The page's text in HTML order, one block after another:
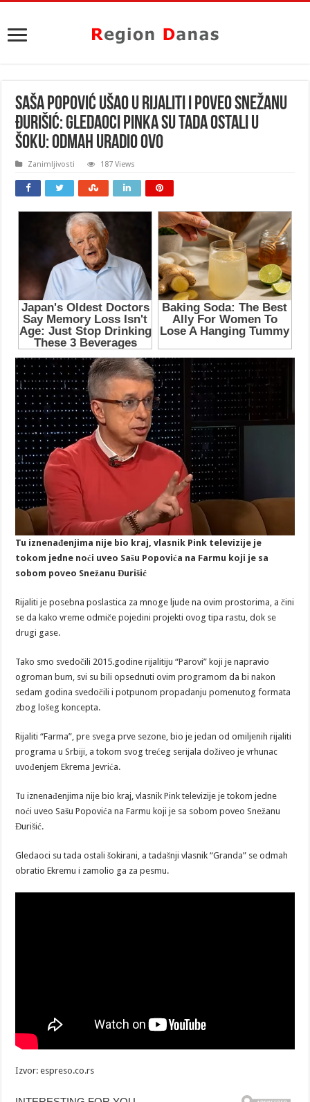
SAŠA POPOVIĆ UŠAO U RIJALITI I POVEO SNEŽANU
ĐURIŠIĆ: Gledaoci PINKA su tada OSTALI U
ŠOKU: Odmah uradio OVO
Zanimljivosti 187 Views
Tu iznenađenjima nije bio kraj, vlasnik Pink televizije je
tokom jedne noći uveo Sašu Popovića na Farmu koji je sa
sobom poveo Snežanu Đurišić
Rijaliti je posebna poslastica za mnoge ljude na ovim prostorima, a čini
se da kako vreme odmiče pojedini projekti ovog tipa rastu, dok se
drugi gase.
Tako smo svedočili 2015.godine rijalitiju “Parovi” koji je napravio
ogroman bum, svi su bili opsednuti ovim programom da bi nakon
sedam godina svedočili i potpunom propadanju pomenutog formata
zbog lošeg koncepta.
Rijaliti “Farma”, pre svega prve sezone, bio je jedan od omiljenih rijaliti
programa u Srbiji, a tokom svog trećeg serijala doživeo je vrhunac
uvođenjem Ekrema Jevrića.
Tu iznenađenjima nije bio kraj, vlasnik Pink televizije je tokom jedne
noći uveo Sašu Popovića na Farmu koji je sa sobom poveo Snežanu
Đurišić.
Gledaoci su tada ostali šokirani, a tadašnji vlasnik “Granda” se odmah
obratio Ekremu i zamolio ga za pesmu.
Izvor: espreso.co.rs